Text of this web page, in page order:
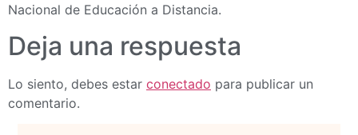
Nacional de Educación a Distancia.
Deja una respuesta
Lo siento, debes estar conectado para publicar un
comentario.